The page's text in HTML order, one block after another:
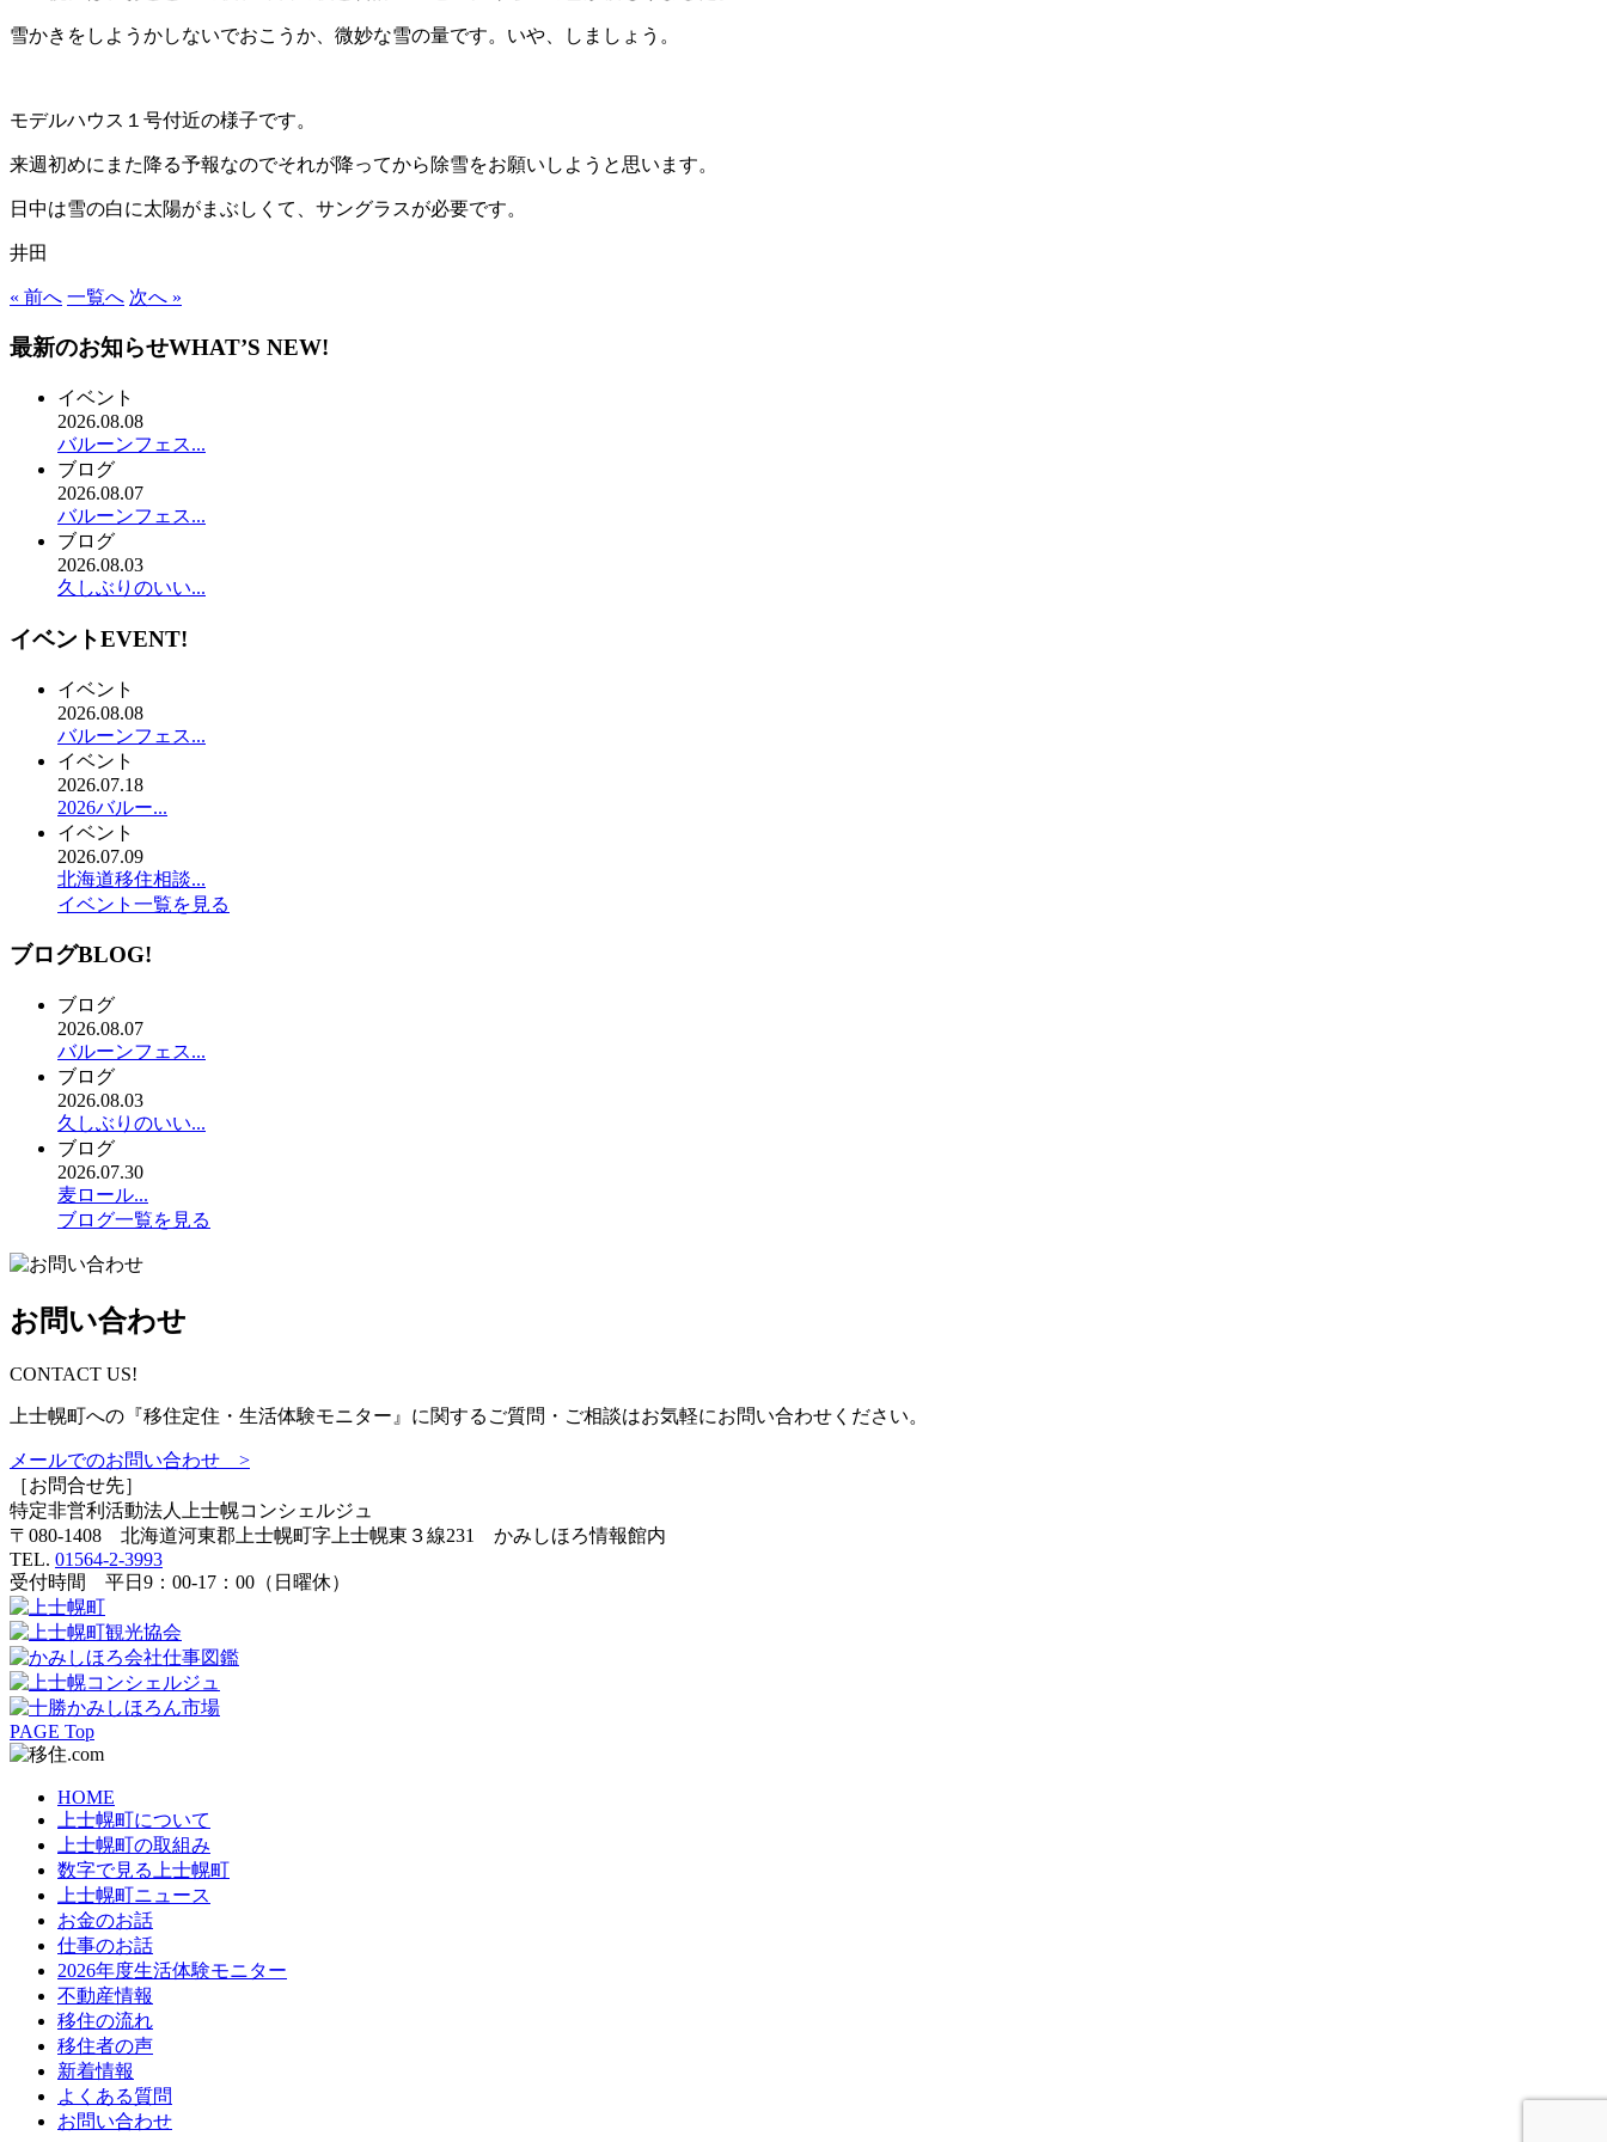
雪かきをしようかしないでおこうか、微妙な雪の量です。いや、しましょう。
モデルハウス１号付近の様子です。
来週初めにまた降る予報なのでそれが降ってから除雪をお願いしようと思います。
日中は雪の白に太陽がまぶしくて、サングラスが必要です。
井田
« 前へ 一覧へ 次へ »
最新のお知らせWHAT’S NEW!
イベント
2026.08.08
バルーンフェス...
ブログ
2026.08.07
バルーンフェス...
ブログ
2026.08.03
久しぶりのいい...
イベントEVENT!
イベント
2026.08.08
バルーンフェス...
イベント
2026.07.18
2026バルー...
イベント
2026.07.09
北海道移住相談...
イベント一覧を見る
ブログBLOG!
ブログ
2026.08.07
バルーンフェス...
ブログ
2026.08.03
久しぶりのいい...
ブログ
2026.07.30
麦ロール...
ブログ一覧を見る
お問い合わせ
CONTACT US!
上士幌町への『移住定住・生活体験モニター』に関するご質問・ご相談はお気軽にお問い合わせください。
メールでのお問い合わせ >
［お問合せ先］
特定非営利活動法人
上士幌コンシェルジュ
〒080-1408 北海道河東郡上士幌町字上士幌東３線231 かみしほろ情報館内
TEL. 01564-2-3993
受付時間 平日9：00-17：00（日曜休）
PAGE Top
HOME
上士幌町について
上士幌町の取組み
数字で見る上士幌町
上士幌町ニュース
お金のお話
仕事のお話
2026年度生活体験モニター
不動産情報
移住の流れ
移住者の声
新着情報
よくある質問
お問い合わせ